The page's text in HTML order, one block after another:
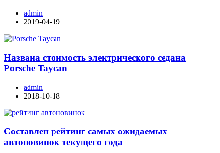
admin
2019-04-19
Названа стоимость электрического седана
Porsche Taycan
admin
2018-10-18
Составлен рейтинг самых ожидаемых
автоновинок текущего года